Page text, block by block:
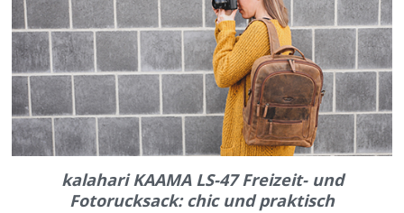
kalahari KAAMA LS-47 Freizeit- und
Fotorucksack: chic und praktisch